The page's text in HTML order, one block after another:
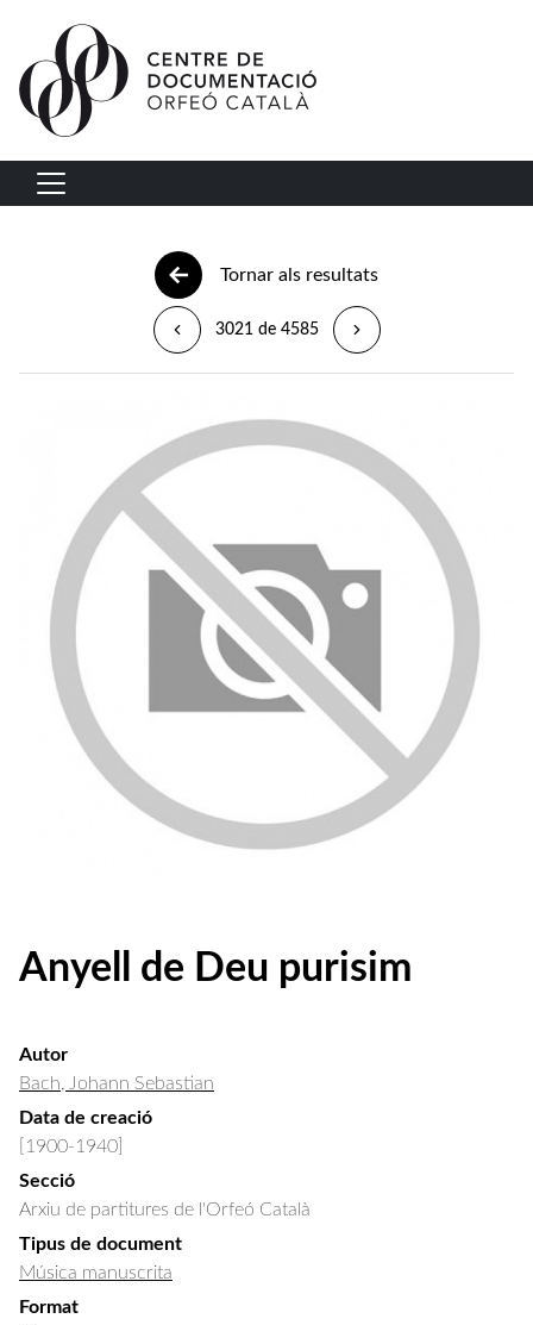
Vés al contingut
Navegació principal
Tornar als resultats
3021 de 4585
Anyell de Deu purisim
Autor
Bach, Johann Sebastian
Data de creació
[1900-1940]
Secció
Arxiu de partitures de l'Orfeó Català
Tipus de document
Música manuscrita
Format